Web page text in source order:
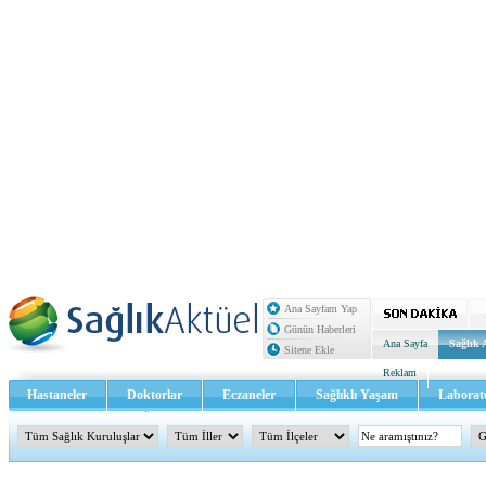
Ana Sayfam Yap
Günün Haberleri
Sitene Ekle
Ana Sayfa Sağlık
Reklam
Hastaneler Doktorlar Eczaneler Sağlıklı Yaşam
Sağlık TV - Video İletişim